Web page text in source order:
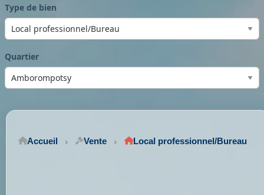
Type de bien
Quartier
Accueil Vente Local professionnel/Bureau